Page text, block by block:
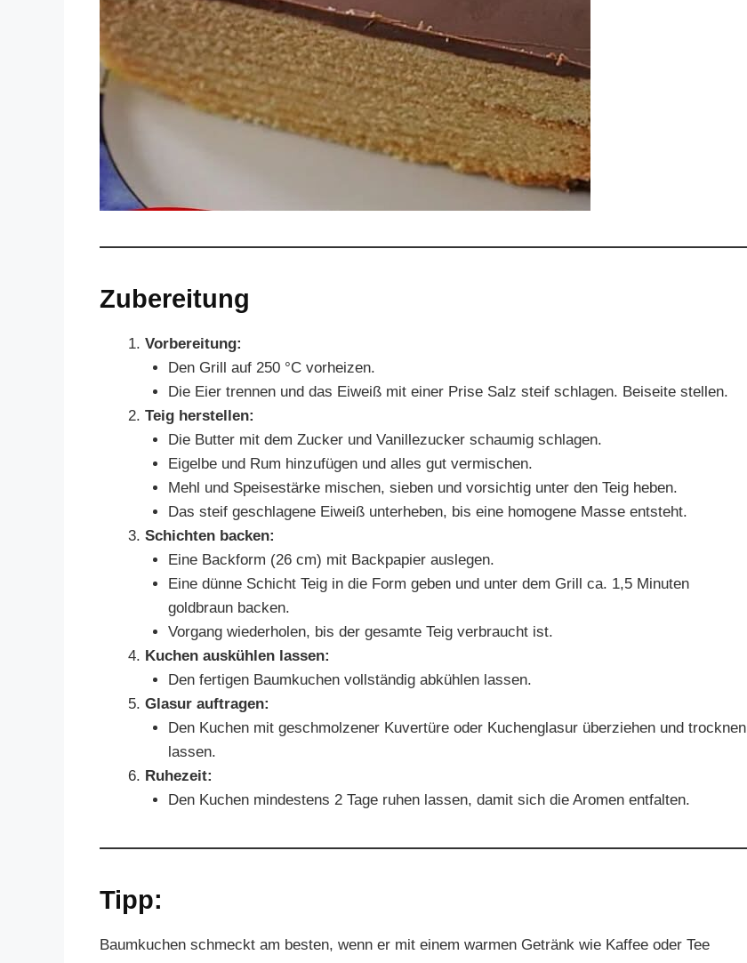
Zubereitung
Vorbereitung:
Den Grill auf 250 °C vorheizen.
Die Eier trennen und das Eiweiß mit einer Prise Salz steif schlagen. Beiseite stellen.
Teig herstellen:
Die Butter mit dem Zucker und Vanillezucker schaumig schlagen.
Eigelbe und Rum hinzufügen und alles gut vermischen.
Mehl und Speisestärke mischen, sieben und vorsichtig unter den Teig heben.
Das steif geschlagene Eiweiß unterheben, bis eine homogene Masse entsteht.
Schichten backen:
Eine Backform (26 cm) mit Backpapier auslegen.
Eine dünne Schicht Teig in die Form geben und unter dem Grill ca. 1,5 Minuten
goldbraun backen.
Vorgang wiederholen, bis der gesamte Teig verbraucht ist.
Kuchen auskühlen lassen:
Den fertigen Baumkuchen vollständig abkühlen lassen.
Glasur auftragen:
Den Kuchen mit geschmolzener Kuvertüre oder Kuchenglasur überziehen und trocknen
lassen.
Ruhezeit:
Den Kuchen mindestens 2 Tage ruhen lassen, damit sich die Aromen entfalten.
Tipp:
Baumkuchen schmeckt am besten, wenn er mit einem warmen Getränk wie Kaffee oder Tee